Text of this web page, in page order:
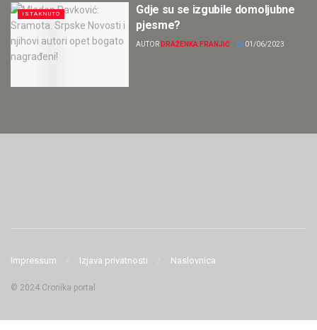
ISTAKNUTO
Gdje su se izgubile domoljubne
pjesme?
AUTOR DRAŽENKA FRANJIĆ 01/06/2023
Impressum Izjava privatnosti Naslovnica
© 2024 Cronika portal